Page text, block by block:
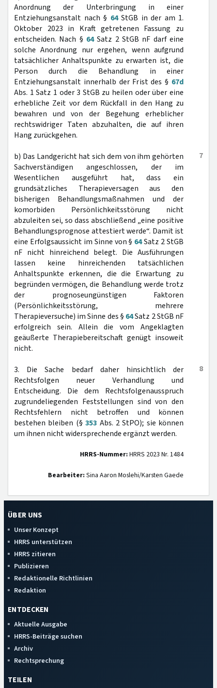
Anordnung der Unterbringung in einer
Entziehungsanstalt nach § 64StGB in der am 1.
Oktober 2023 in Kraft getretenen Fassung zu
entscheiden. Nach § 64Satz 2 StGB nF darf eine
solche Anordnung nur ergehen, wenn aufgrund
tatsächlicher Anhaltspunkte zu erwarten ist, die
Person durch die Behandlung in einer
Entziehungsanstalt innerhalb der Frist des § 67d
Abs. 1 Satz 1 oder 3 StGB zu heilen oder über eine
erhebliche Zeit vor dem Rückfall in den Hang zu
bewahren und von der Begehung erheblicher
rechtswidriger Taten abzuhalten, die auf ihren
Hang zurückgehen.
7
b) Das Landgericht hat sich dem von ihm gehörten
Sachverständigen angeschlossen, der im
Wesentlichen ausgeführt hat, dass ein
grundsätzliches Therapieversagen aus den
bisherigen Behandlungsmaßnahmen und der
komorbiden Persönlichkeitsstörung nicht
abzuleiten sei, so dass abschließend „eine positive
Behandlungsprognose attestiert werde“. Damit ist
eine Erfolgsaussicht im Sinne von § 64Satz 2 StGB
nF nicht hinreichend belegt. Die Ausführungen
lassen keine hinreichenden tatsächlichen
Anhaltspunkte erkennen, die die Erwartung zu
begründen vermögen, die Behandlung werde trotz
der prognoseungünstigen Faktoren
(Persönlichkeitsstörung, mehrere
Therapieversuche) im Sinne des § 64Satz 2 StGB nF
erfolgreich sein. Allein die vom Angeklagten
geäußerte Therapiebereitschaft genügt insoweit
nicht.
8
3. Die Sache bedarf daher hinsichtlich der
Rechtsfolgen neuer Verhandlung und
Entscheidung. Die dem Rechtsfolgenausspruch
zugrundeliegenden Feststellungen sind von den
Rechtsfehlern nicht betroffen und können
bestehen bleiben (§353 Abs. 2 StPO); sie können
um ihnen nicht widersprechende ergänzt werden.
HRRS-Nummer: HRRS 2023 Nr. 1484
Bearbeiter: Sina Aaron Moslehi/Karsten Gaede
ÜBER UNS
Unser Konzept
HRRS unterstützen
HRRS zitieren
Publizieren
Redaktionelle Richtlinien
Redaktion
ENTDECKEN
Aktuelle Ausgabe
HRRS-Beiträge suchen
Archiv
Rechtsprechung
TEILEN